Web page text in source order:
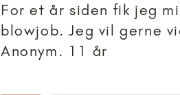
For et år siden fik jeg
blowjob. Jeg vil gerne
Anonym. 11 år